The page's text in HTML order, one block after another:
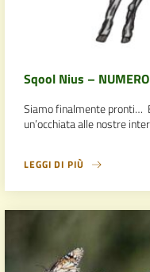
Sqool Nius –
Siamo finalmente pronti…
un’occhiata alle nostre
LEGGI DI PIÙ